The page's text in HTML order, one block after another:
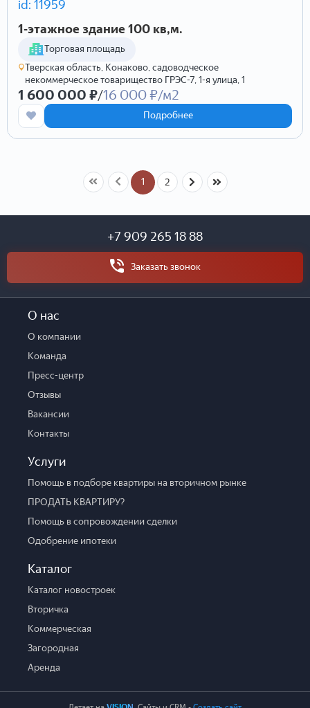
id: 11959
1-этажное здание 100 кв,м.
Торговая площадь
Тверская область, Конаково, садоводческое
некоммерческое товарищество ГРЭС-7, 1-я улица, 1
Подробнее
1 600 000 ₽/16 000 ₽/м2
1 2
+7 909 265 18 88
Заказать звонок
О нас
О компании
Команда
Пресс-центр
Отзывы
Вакансии
Контакты
Услуги
Помощь в подборе квартиры на вторичном рынке
ПРОДАТЬ КВАРТИРУ?
Помощь в сопровождении сделки
Одобрение ипотеки
Каталог
Каталог новостроек
Вторичка
Коммерческая
Загородная
Аренда